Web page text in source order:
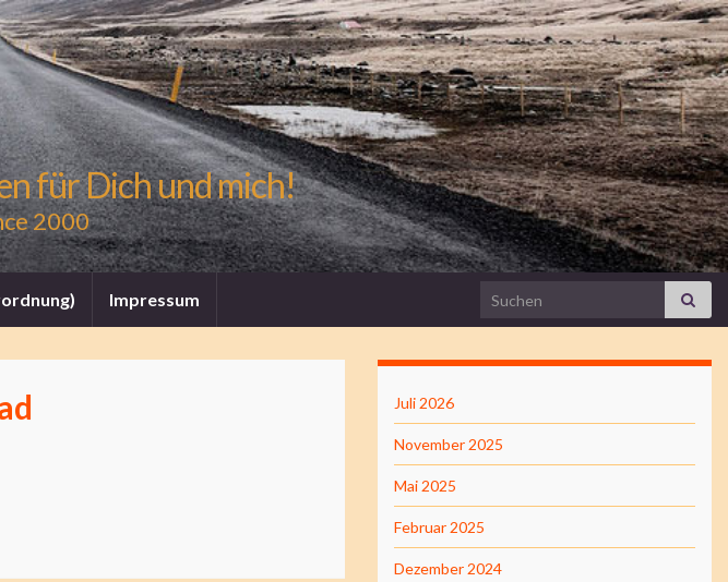
für Dich und mich!
2000
Impressum Search for:
Juli 2026
November 2025
Mai 2025
Februar 2025
Dezember 2024